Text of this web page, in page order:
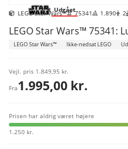
Udgået
LEGO Star Wars™ 75341 1.890 2
LEGO Star Wars™ 75341:
LEGO Star Wars™ Ikke-nedsat LEGO
Vejl. pris 1.849,95 kr.
Fra1.995,00 kr.
Prisen har aldrig været højere
1.250 kr.